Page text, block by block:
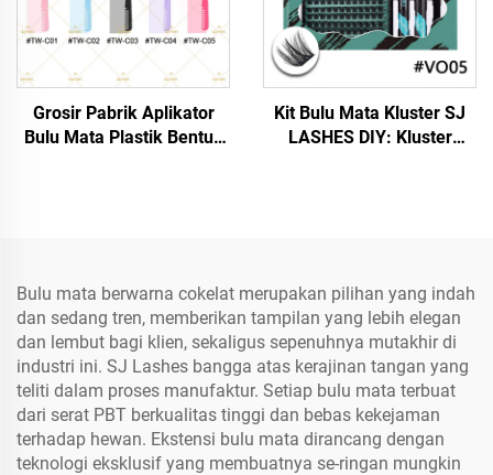
Grosir Pabrik Aplikator
Bulu Mata Plastik Bentuk
Kit Bulu Mata Kluster SJ
LASHES DIY: Kluster
Bulu mata berwarna cokelat merupakan pilihan yang indah
dan sedang tren, memberikan tampilan yang lebih elegan
dan lembut bagi klien, sekaligus sepenuhnya mutakhir di
industri ini. SJ Lashes bangga atas kerajinan tangan yang
teliti dalam proses manufaktur. Setiap bulu mata terbuat
dari serat PBT berkualitas tinggi dan bebas kekejaman
terhadap hewan. Ekstensi bulu mata dirancang dengan
teknologi eksklusif yang membuatnya se-ringan mungkin